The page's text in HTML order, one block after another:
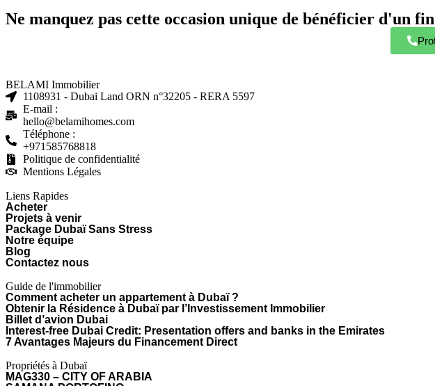
Ne manquez pas cette occasion unique de bénéficier d'un
BELAMI Immobilier
1108931 - Dubai Land ORN n°32205 - RERA 5597
E-mail :
hello@belamihomes.com
Téléphone :
+971585768818
Politique de confidentialité
Mentions Légales
Liens Rapides
Acheter
Projets à venir
Package Dubaï Sans Stress
Notre équipe
Blog
Contactez nous
Guide de l'immobilier
Comment acheter un appartement à Dubaï ?
Obtenir la Résidence à Dubaï par l’Investissement Immobilier
Billet d’avion Dubai
Interest-free Dubai Credit: Presentation offers and banks in the Emirates
7 Avantages Majeurs du Financement Direct
Propriétés à Dubaï
MAG330 – CITY OF ARABIA